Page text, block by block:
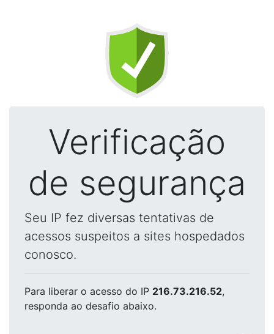
Verificação
de segurança
Seu IP fez diversas tentativas de
acessos suspeitos a sites hospedados
conosco.
Para liberar o acesso do IP 216.73.216.52,
responda ao desafio abaixo.